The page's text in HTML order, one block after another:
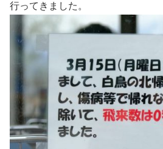
行ってきました。